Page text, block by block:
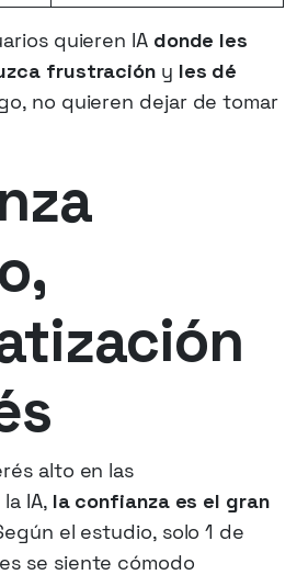
quieren IAdonde les
frustracióny les dé
no quieren dejar de tomar
alto en las
IA, la confianza es el gran
el estudio, solo 1 de
se siente cómodo